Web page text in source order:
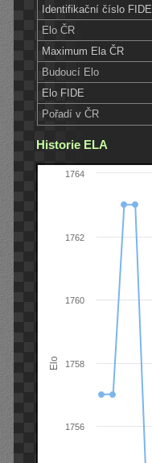
Identifikační číslo FIDE
Elo ČR
Maximum Ela ČR
Budoucí Elo
Elo FIDE
Pořadí v ČR
Historie ELA
Elo
1756
1758
1760
1762
1764